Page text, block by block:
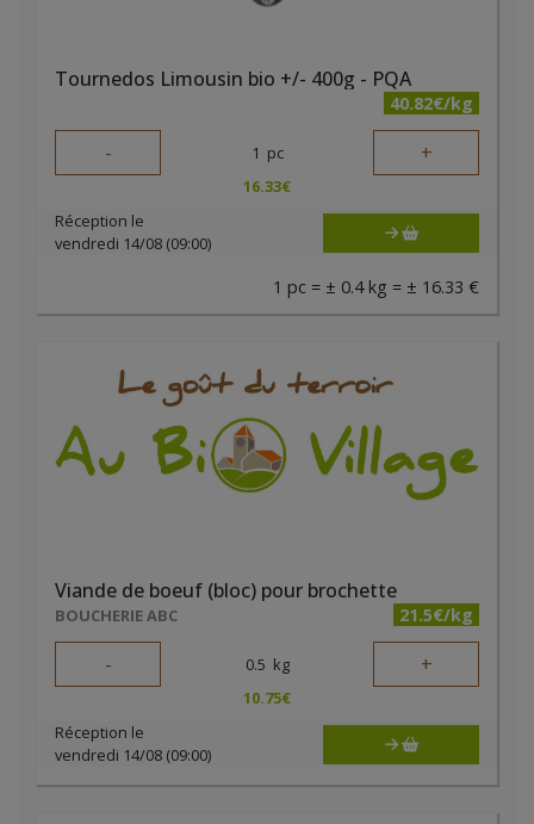
Tournedos Limousin bio +/- 400g - PQA
40.82€/kg
- 1 pc +
16.33€
Réception le
vendredi 14/08 (09:00)
1 pc = ± 0.4 kg = ± 16.33 €
Viande de boeuf (bloc) pour brochette
BOUCHERIE ABC 21.5€/kg
- 0.5 kg +
10.75€
Réception le
vendredi 14/08 (09:00)